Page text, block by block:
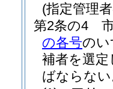
(指定管理
第2条の4
の各号のい
補者を選
ばならな